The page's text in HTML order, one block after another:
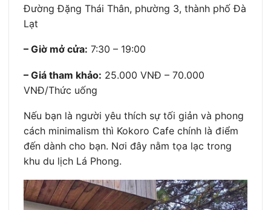
Đường Đặng Thái Thân, phường 3, thành phố Đà
Lạt
– Giờ mở cửa: 7:30 – 19:00
– Giá tham khảo: 25.000 VNĐ – 70.000
VNĐ/Thức uống
Nếu bạn là người yêu thích sự tối giản và phong
cách minimalism thì Kokoro Cafe chính là điểm
đến dành cho bạn. Nơi đây nằm tọa lạc trong
khu du lịch Lá Phong.